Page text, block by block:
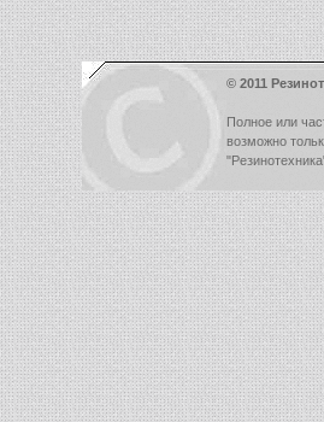
© 2011
Полное или
возможно